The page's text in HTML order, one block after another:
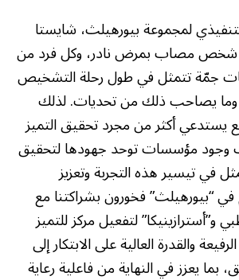
لمجموعة بيورهيلث، شايستا
شخص مصاب بمرض نادر، وكل فرد من
جمّة تتمثل في طول رحلة التشخيص
يصاحب ذلك من تحديات. لذلك
يستدعي أكثر من مجرد تحقيق التميز
وجود مؤسسات توحد جهودها لتحقيق
تيسير هذه التجربة وتعزيز
في “بيورهيلث” فخورون بشراكتنا مع
و”أسترازينيكا” لتفعيل مركز للتميز
والقدرة العالية على الابتكار إلى
بما يعزز في النهاية من فاعلية رعاية